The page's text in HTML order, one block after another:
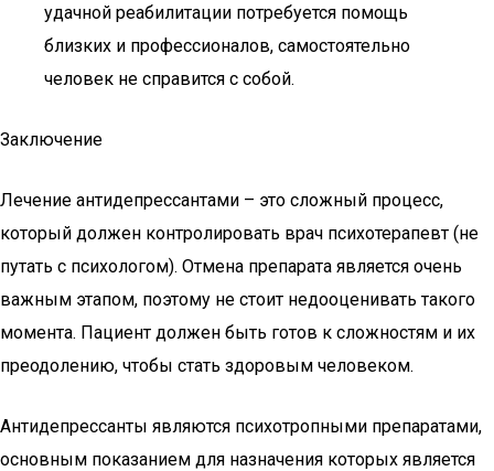
удачной реабилитации потребуется помощь
близких и профессионалов, самостоятельно
человек не справится с собой.
Заключение
Лечение антидепрессантами – это сложный процесс,
который должен контролировать врач психотерапевт (не
путать с психологом). Отмена препарата является очень
важным этапом, поэтому не стоит недооценивать такого
момента. Пациент должен быть готов к сложностям и их
преодолению, чтобы стать здоровым человеком.
Антидепрессанты являются психотропными препаратами,
основным показанием для назначения которых является